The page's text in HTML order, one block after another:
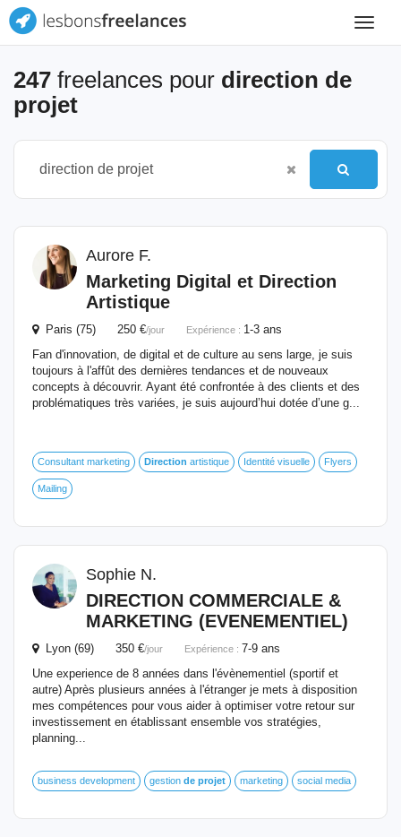
Toggle
247 freelances pour direction de
projet
Aurore F.
Marketing Digital et Direction
Artistique
Paris (75) 250 €/jour Expérience : 1-3 ans
Fan d'innovation, de digital et de culture au sens large, je suis
toujours à l'affût des dernières tendances et de nouveaux
concepts à découvrir. Ayant été confrontée à des clients et des
problématiques très variées, je suis aujourd’hui dotée d’une g...
Consultant marketing Direction artistique Identité visuelle Flyers
Mailing
Sophie N.
DIRECTION COMMERCIALE &
MARKETING (EVENEMENTIEL)
Lyon (69) 350 €/jour Expérience : 7-9 ans
Une experience de 8 années dans l'évènementiel (sportif et
autre) Après plusieurs années à l'étranger je mets à disposition
mes compétences pour vous aider à optimiser votre retour sur
investissement en établissant ensemble vos stratégies,
planning...
business development gestion de projet marketing social media